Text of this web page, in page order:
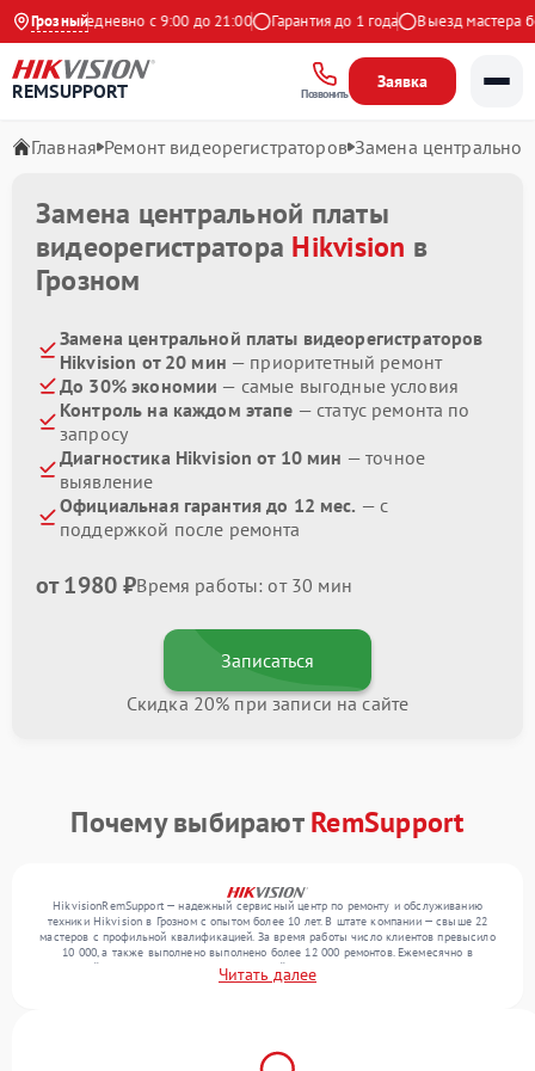
Грозный
Ежедневно с 9:00 до 21:00 Гарантия до 1 года Выезд мастера
REMSUPPORT Позвонить
Заявка
Главная Ремонт видеорегистраторов Замена
Замена центральной платы
видеорегистратора Hikvision в
Грозном
Замена центральной платы видеорегистраторов
Hikvision от 20 мин — приоритетный ремонт
До 30% экономии — самые выгодные условия
Контроль на каждом этапе — статус ремонта по
запросу
Диагностика Hikvision от 10 мин — точное
выявление
Официальная гарантия до 12 мес. — с
поддержкой после ремонта
от 1980 ₽Время работы: от 30 мин
Записаться
Скидка 20% при записи на сайте
Почему выбираютRemSupport
HikvisionRemSupport — надежный сервисный центр по ремонту и обслуживанию
техники Hikvision в Грозном с опытом более 10 лет. В штате компании — свыше 22
мастеров с профильной квалификацией. За время работы число клиентов превысило
10 000, а также выполнено выполнено более 12 000 ремонтов. Ежемесячно в
сервисный центр поступает более 300 устройств, включая , , . Мы беремся за задачи
любой сложности и гарантируем высокое качество обслуживания благодаря
Читать далее